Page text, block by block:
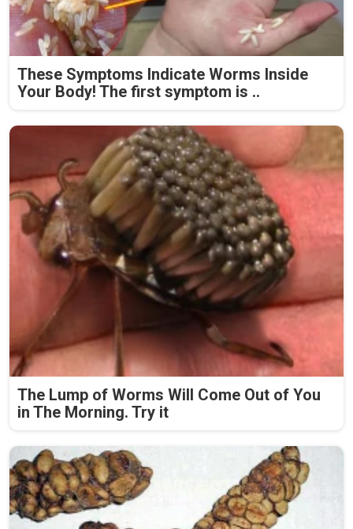
These Symptoms Indicate Worms Inside
Your Body! The first symptom is ..
The Lump of Worms Will Come Out of You
in The Morning. Try it